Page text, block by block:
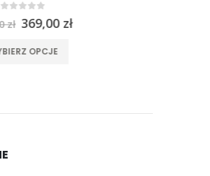
out of 5
549,00zł
WYBIERZ OPCJE